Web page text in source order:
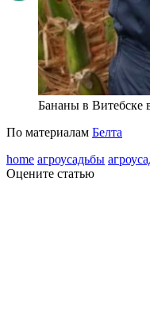
Бананы в Витебске
По материалам Белта
home агроусадьбы
Оцените статью